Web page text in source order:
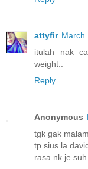
attyfir March
itulah nak
weight..
Reply
Anonymous
tgk gak
tp sius la
rasa nk je